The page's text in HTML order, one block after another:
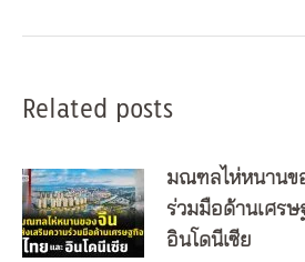
Related posts
มณฑลไห่หนานข
ร่วมมือด้านเศร
อินโดนีเซีย